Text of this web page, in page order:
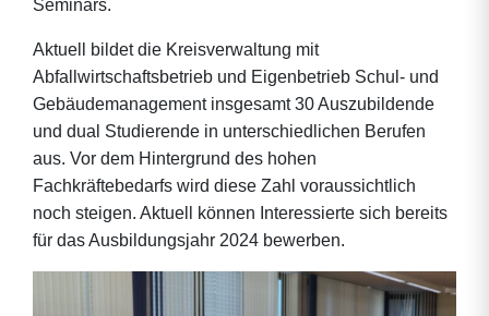
Seminars.
Aktuell bildet die Kreisverwaltung mit
Abfallwirtschaftsbetrieb und Eigenbetrieb Schul- und
Gebäudemanagement insgesamt 30 Auszubildende
und dual Studierende in unterschiedlichen Berufen
aus. Vor dem Hintergrund des hohen
Fachkräftebedarfs wird diese Zahl voraussichtlich
noch steigen. Aktuell können Interessierte sich bereits
für das Ausbildungsjahr 2024 bewerben.